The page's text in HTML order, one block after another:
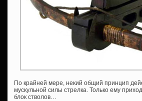
По крайней мере, некий общий принцип
мускульной силы стрелка. Только ему
блок стволов…